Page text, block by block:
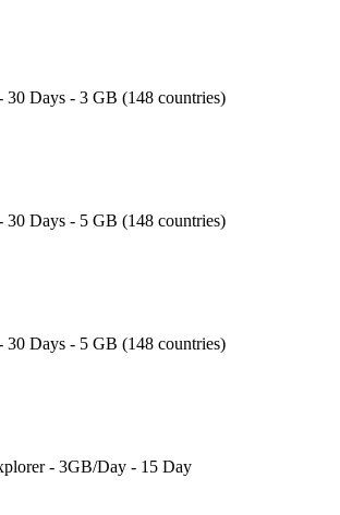
Days - 3 GB (148 countries)
Days - 5 GB (148 countries)
Days - 5 GB (148 countries)
- 3GB/Day - 15 Day